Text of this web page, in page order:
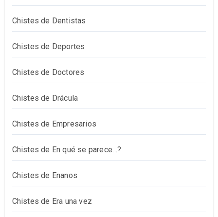
Chistes de Dentistas
Chistes de Deportes
Chistes de Doctores
Chistes de Drácula
Chistes de Empresarios
Chistes de En qué se parece…?
Chistes de Enanos
Chistes de Era una vez